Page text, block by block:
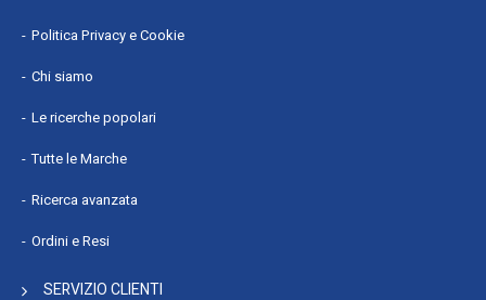
Politica Privacy e Cookie
Chi siamo
Le ricerche popolari
Tutte le Marche
Ricerca avanzata
Ordini e Resi
SERVIZIO CLIENTI